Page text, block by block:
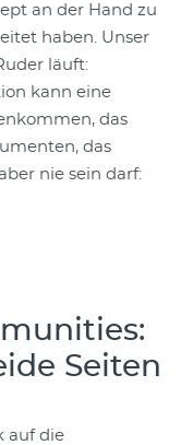
an der Hand zu
haben. Unser
läuft:
kann eine
das
das
nie sein darf:
Seiten
auf die